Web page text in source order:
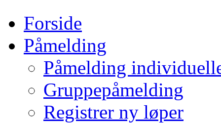
Forside
Påmelding
Påmelding
Gruppepåmelding
Registrer ny løper